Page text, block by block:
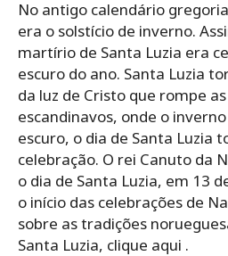
No antigo calendário
era o solstício de inverno.
martírio de Santa Luzia era
escuro do ano. Santa Luzia
da luz de Cristo que rompe
escandinavos, onde o
escuro, o dia de Santa Luzia
celebração. O rei Canuto da
o dia de Santa Luzia, em 13
o início das celebrações de
sobre as tradições
Santa Luzia, clique aqui .